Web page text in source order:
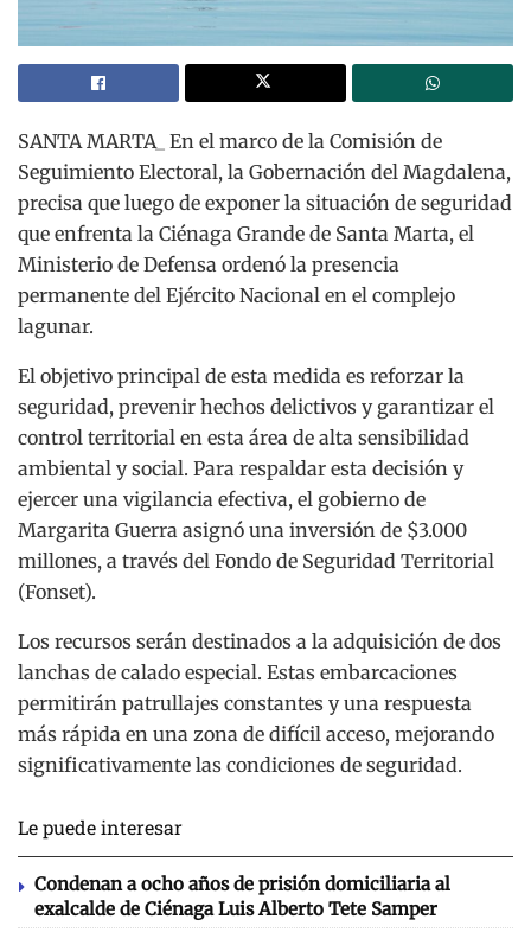
SANTA MARTA_ En el marco de la Comisión de
Seguimiento Electoral, la Gobernación del Magdalena,
precisa que luego de exponer la situación de seguridad
que enfrenta la Ciénaga Grande de Santa Marta, el
Ministerio de Defensa ordenó la presencia
permanente del Ejército Nacional en el complejo
lagunar.
El objetivo principal de esta medida es reforzar la
seguridad, prevenir hechos delictivos y garantizar el
control territorial en esta área de alta sensibilidad
ambiental y social. Para respaldar esta decisión y
ejercer una vigilancia efectiva, el gobierno de
Margarita Guerra asignó una inversión de $3.000
millones, a través del Fondo de Seguridad Territorial
(Fonset).
Los recursos serán destinados a la adquisición de dos
lanchas de calado especial. Estas embarcaciones
permitirán patrullajes constantes y una respuesta
más rápida en una zona de difícil acceso, mejorando
significativamente las condiciones de seguridad.
Le puede interesar
Condenan a ocho años de prisión domiciliaria al
exalcalde de Ciénaga Luis Alberto Tete Samper